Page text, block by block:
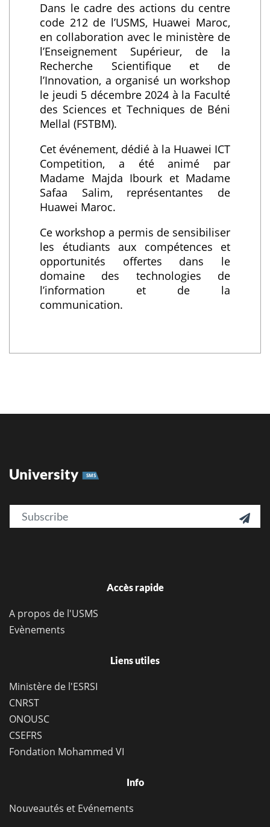
Dans le cadre des actions du centre
code 212 de l’USMS, Huawei Maroc,
en collaboration avec le ministère de
l’Enseignement Supérieur, de la
Recherche Scientifique et de
l’Innovation, a organisé un workshop
le jeudi 5 décembre 2024 à la Faculté
des Sciences et Techniques de Béni
Mellal (FSTBM).
Cet événement, dédié à la Huawei ICT
Competition, a été animé par
Madame Majda Ibourk et Madame
Safaa Salim, représentantes de
Huawei Maroc.
Ce workshop a permis de sensibiliser
les étudiants aux compétences et
opportunités offertes dans le
domaine des technologies de
l’information et de la
communication.
University SMS
Email 
Accès rapide
A propos de l'USMS
Evènements
Liens utiles
Ministère de l'ESRSI
CNRST
ONOUSC
CSEFRS
Fondation Mohammed VI
Info
Nouveautés et Evénements